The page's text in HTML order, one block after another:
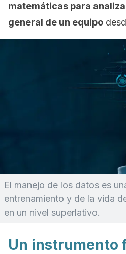
matemáticas para
general de un equipo
El manejo de los datos es
entrenamiento y de la vida
en un nivel superlativo.
Un instrumento